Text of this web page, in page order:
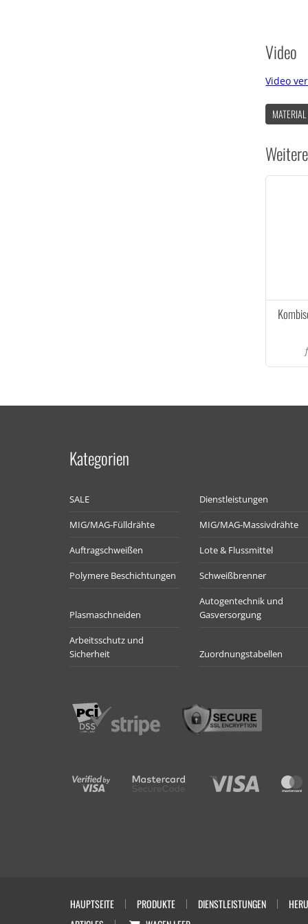
Video
Video
Kategorien
SALE Dienstleistungen
MIG/MAG-Fülldrähte MIG/MAG-Massivdrähte
Auftragschweißen Lote & Flussmittel
Polymere Beschichtungen Schweißbrenner
Plasmaschneiden
Autogentechnik und
Gasversorgung
Arbeitsschutz und
Sicherheit
Zuordnungstabellen
HAUPTSEITE PRODUKTE DIENSTLEISTUNGEN